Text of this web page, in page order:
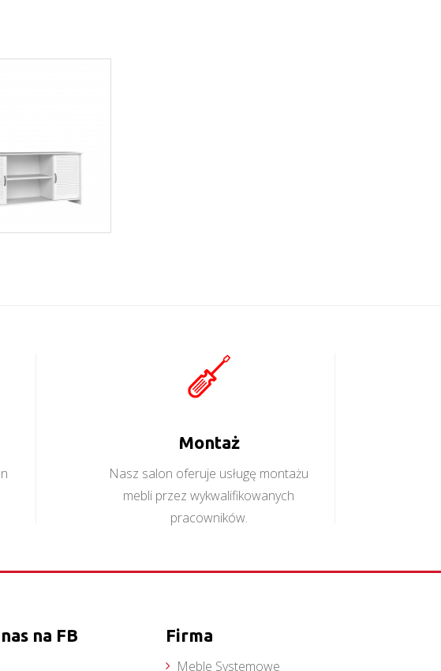
Montaż
Nasz salon oferuje usługę montażu
mebli przez wykwalifikowanych
pracowników.
na FB Firma
Meble Systemowe